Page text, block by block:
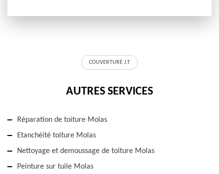
COUVERTURE J.T
AUTRES SERVICES
Réparation de toiture Molas
Etanchéité toiture Molas
Nettoyage et demoussage de toiture Molas
Peinture sur tuile Molas